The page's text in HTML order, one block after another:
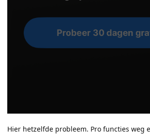
Hier hetzelfde probleem. Pro functies weg